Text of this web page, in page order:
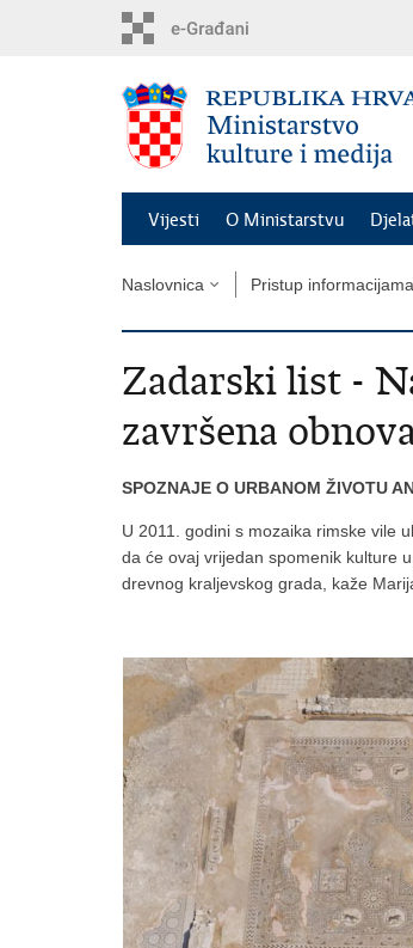
Vijesti O Ministarstvu
Naslovnica Pristup informacijama
Zadarski list -
završena
SPOZNAJE O URBANOM ŽIVOTU
U 2011. godini s mozaika rimske vile
da će ovaj vrijedan spomenik kulture
drevnog kraljevskog grada, kaže